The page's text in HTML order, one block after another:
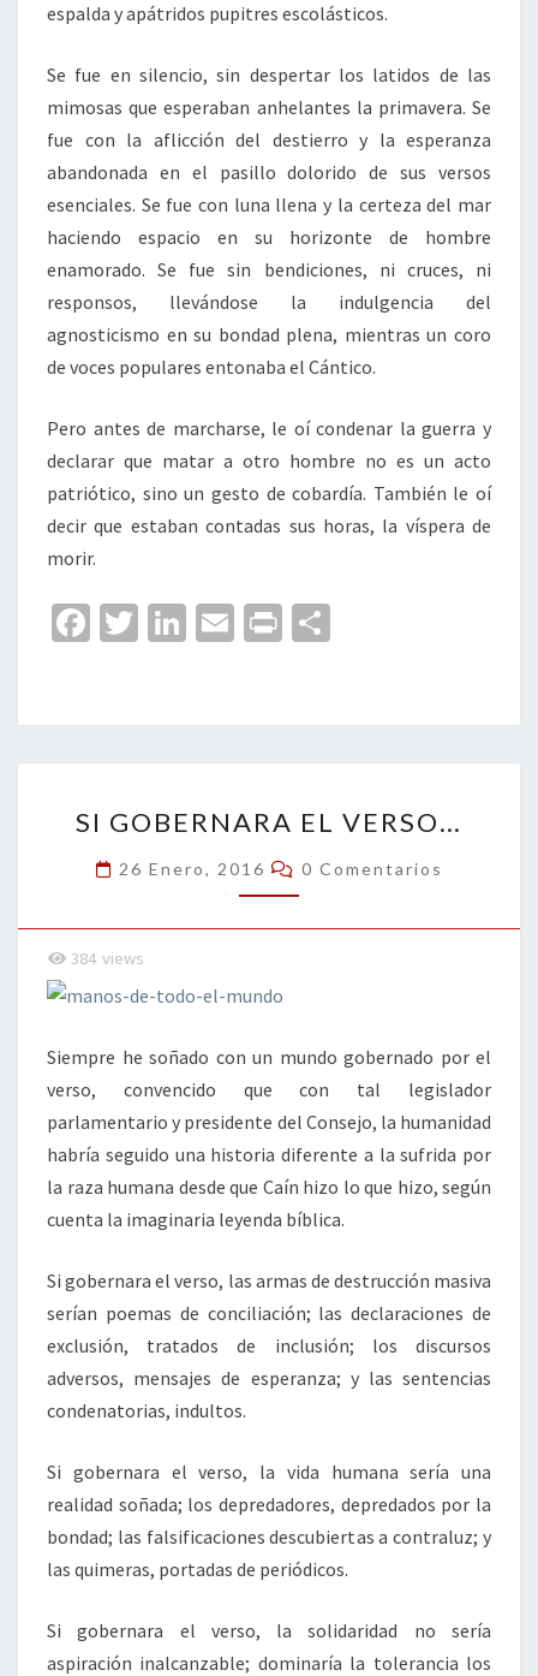
espalda y apátridos pupitres escolásticos.
Se fue en silencio, sin despertar los latidos de las
mimosas que esperaban anhelantes la primavera. Se
fue con la aflicción del destierro y la esperanza
abandonada en el pasillo dolorido de sus versos
esenciales. Se fue con luna llena y la certeza del mar
haciendo espacio en su horizonte de hombre
enamorado. Se fue sin bendiciones, ni cruces, ni
responsos, llevándose la indulgencia del
agnosticismo en su bondad plena, mientras un coro
de voces populares entonaba el Cántico.
Pero antes de marcharse, le oí condenar la guerra y
declarar que matar a otro hombre no es un acto
patriótico, sino un gesto de cobardía. También le oí
decir que estaban contadas sus horas, la víspera de
morir.
Fa
o
o
k
T
er
Li
dI
n
E
l
Pr
p
ar
tir
GOBERNARA
EL
VERSO…
SI GOBERNARA EL VERSO…
26 Enero, 2016 Comentarios
0 Comentarios
384 views
Siempre he soñado con un mundo gobernado por el
verso, convencido que con tal legislador
parlamentario y presidente del Consejo, la humanidad
habría seguido una historia diferente a la sufrida por
la raza humana desde que Caín hizo lo que hizo, según
cuenta la imaginaria leyenda bíblica.
Si gobernara el verso, las armas de destrucción masiva
serían poemas de conciliación; las declaraciones de
exclusión, tratados de inclusión; los discursos
adversos, mensajes de esperanza; y las sentencias
condenatorias, indultos.
Si gobernara el verso, la vida humana sería una
realidad soñada; los depredadores, depredados por la
bondad; las falsificaciones descubiertas a contraluz; y
las quimeras, portadas de periódicos.
Si gobernara el verso, la solidaridad no sería
aspiración inalcanzable; dominaría la tolerancia los